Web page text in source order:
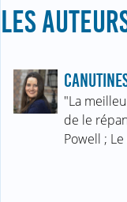
LES
"La
de le
Powell ;